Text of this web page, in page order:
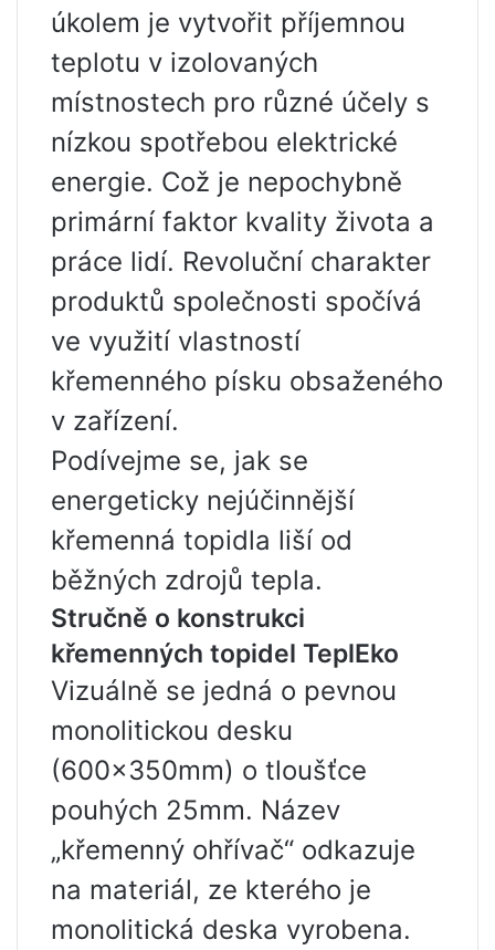
úkolem je vytvořit příjemnou
teplotu v izolovaných
místnostech pro různé účely s
nízkou spotřebou elektrické
energie. Což je nepochybně
primární faktor kvality života a
práce lidí. Revoluční charakter
produktů společnosti spočívá
ve využití vlastností
křemenného písku obsaženého
v zařízení.
Podívejme se, jak se
energeticky nejúčinnější
křemenná topidla liší od
běžných zdrojů tepla.
Stručně o konstrukci
křemenných topidel TeplEko
Vizuálně se jedná o pevnou
monolitickou desku
(600x350mm) o tloušťce
pouhých 25mm. Název
„křemenný ohřívač“ odkazuje
na materiál, ze kterého je
monolitická deska vyrobena.